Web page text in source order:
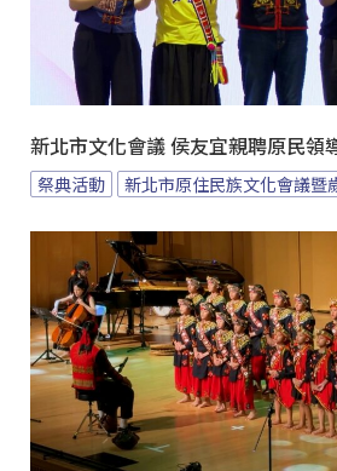
新北市文化會議 侯友宜親聘原民領
祭典活動 新北市原住民族文化會議暨